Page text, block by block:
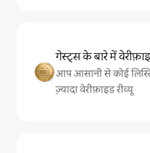
गेस्ट्स के बारे में
आप आसानी से कोई
ज़्यादा वेरीफ़ाइड रीव्यू